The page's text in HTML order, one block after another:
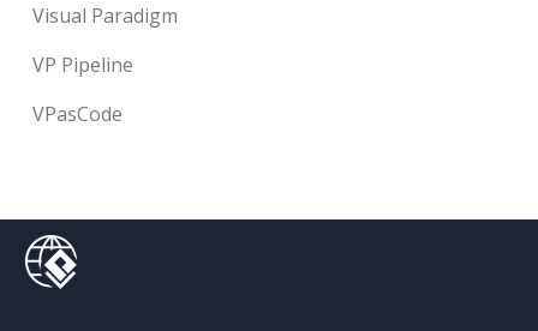
Visual Paradigm
VP Pipeline
VPasCode